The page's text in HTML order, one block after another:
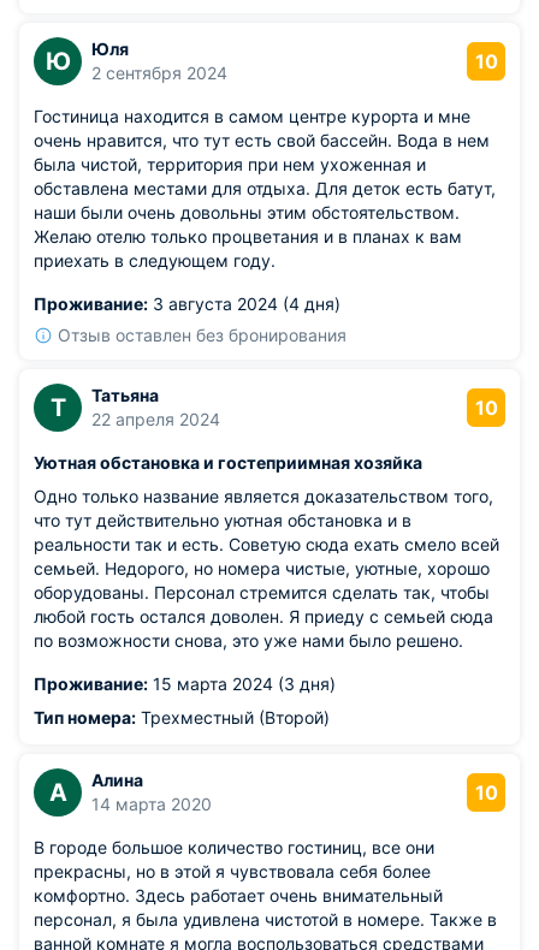
Ю
Юля
2 сентября 2024
10
Гостиница находится в самом центре курорта и мне
очень нравится, что тут есть свой бассейн. Вода в нем
была чистой, территория при нем ухоженная и
обставлена местами для отдыха. Для деток есть батут,
наши были очень довольны этим обстоятельством.
Желаю отелю только процветания и в планах к вам
приехать в следующем году.
Проживание: 3 августа 2024 (4 дня)
Отзыв оставлен без бронирования
Т
Татьяна
22 апреля 2024
10
Уютная обстановка и гостеприимная хозяйка
Одно только название является доказательством того,
что тут действительно уютная обстановка и в
реальности так и есть. Советую сюда ехать смело всей
семьей. Недорого, но номера чистые, уютные, хорошо
оборудованы. Персонал стремится сделать так, чтобы
любой гость остался доволен. Я приеду с семьей сюда
по возможности снова, это уже нами было решено.
Проживание: 15 марта 2024 (3 дня)
Тип номера: Трехместный (Второй)
А
Алина
14 марта 2020
10
В городе большое количество гостиниц, все они
прекрасны, но в этой я чувствовала себя более
комфортно. Здесь работает очень внимательный
персонал, я была удивлена чистотой в номере. Также в
ванной комнате я могла воспользоваться средствами